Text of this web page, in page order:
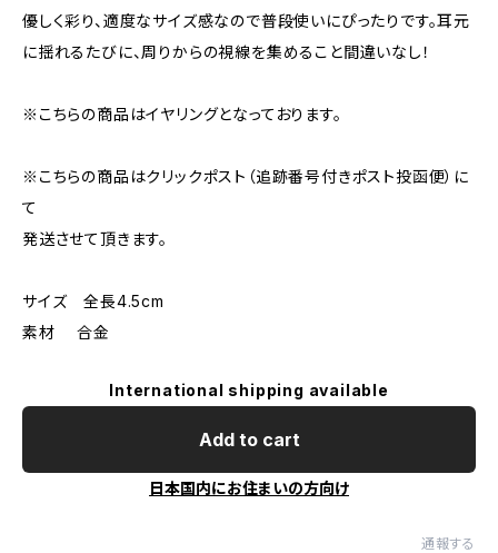
優しく彩り、適度なサイズ感なので普段使いにぴったりです。耳元
に揺れるたびに、周りからの視線を集めること間違いなし！
※こちらの商品はイヤリングとなっております。
※こちらの商品はクリックポスト（追跡番号付きポスト投函便）に
て
発送させて頂きます。
サイズ 全長4.5cm
素材 合金
International shipping available
Add to cart
日本国内にお住まいの方向け
通報する